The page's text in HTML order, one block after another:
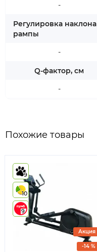
-
Регулировка наклона
рампы
-
Q-фактор, см
-
Похожие товары
9
10
9
-14 %
Акция